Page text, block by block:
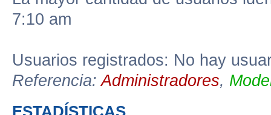
7:10 am
Usuarios registrados: No hay
Referencia:Administradores,
ESTADÍSTICAS